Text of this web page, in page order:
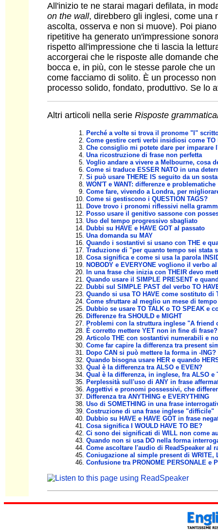
All'inizio te ne starai magari defilata, in
on the wall, direbbero gli inglesi, come una
ascolta, osserva e non si muove). Poi
ripetitive ha generato un'impressione
rispetto all'impressione che ti lascia la
accorgerai che le risposte alle domande
bocca e, in più, con le stesse parole che
come facciamo di solito. È un processo
processo solido, fondato, produttivo. Se lo
Altri articoli nella serie Risposte
Perché a volte si trova il pronome "I"
Come gestire certi verbi insidiosi come TO
Che consiglio mi potete dare per imparare
Una ricostruzione di frase non perfetta
Voglio andare a vivere a Melbourne, cosa
Come si traduce ESSER NATO in una
Si può usare THERE IS seguito da un
WON'T e WANT: differenze e problematiche
Come fare, vivendo a Londra, per
Come si gestiscono i QUESTION TAGS?
Dove trovo i pronomi riflessivi nella
Posso usare il genitivo sassone con
Uso del tempo progressivo sbagliato
Dubbi su HAVE e HAVE GOT al passato
Una domanda su MAY
Quando i sostantivi si usano con THE e
Traduzione di "per quanto tempo sei stata
Cosa significa e come si usa la parola
NOBODY e EVERYONE vogliono il verbo
In una frase che inizia con THEIR devo
Quando usare il SIMPLE PRESENT e
Dubbi sul SIMPLE PAST del verbo TO
Quando si usa TO HAVE come sostituto di
Come sfruttare al meglio un mese di
Dubbio se usare TO TALK o TO SPEAK e
Differenze fra SHOULD e MIGHT
Problemi con la struttura inglese "A friend
È corretto mettere YET non in fine di frase?
Articolo THE con sostantivi numerabili e
Come far capire la differenza tra present
Dopo CAN si può mettere la forma in -ING?
Quando bisogna usare HER e quando
Qual è la differenza tra ALSO e EVEN?
Qual è la differenza, in inglese, fra ALSO e
Perplessità sull'uso di ANY in frase
Aggettivi e pronomi possessivi, che
Differenza tra ANYTHING e EVERYTHING
Uso di SOMETHING in una frase
Costruzione di una frase inglese "difficile"
Dubbio su HAVE e HAVE GOT in frase
Cosa significa I WOULD HAVE TO BE?
Ci sono dei significati di WILL non come
Quando non si usa DO nella forma
Come ascoltare l'audio di ReadSpeaker al
Coniugazione al simple present di WRITE,
Confusione tra PRONOME PERSONALE e